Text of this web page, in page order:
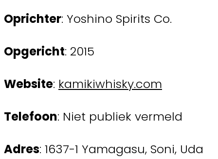
Oprichter: Yoshino Spirits Co.
Opgericht: 2015
Website: kamikiwhisky.com
Telefoon: Niet publiek vermeld
Adres: 1637-1 Yamagasu, Soni, Uda